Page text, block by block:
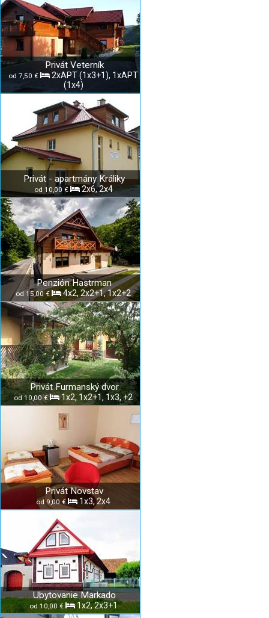
Privát Veterník
od 7,50 €
2xAPT (1x3+1), 1xAPT
(1x4)
Privát - apartmány Králiky
od 10,00 € 2x6, 2x4
Penzión Hastrman
od 15,00 € 4x2, 2x2+1, 1x2+2
Privát Furmanský dvor
od 10,00 € 1x2, 1x2+1, 1x3, +2
Privát Novstav
od 9,00 € 1x3, 2x4
Ubytovanie Markado
od 10,00 € 1x2, 2x3+1